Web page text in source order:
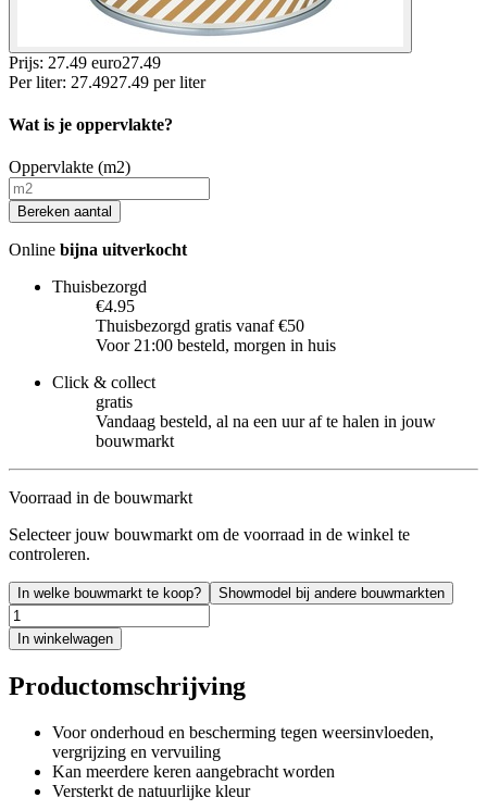
Prijs: 27.49 euro27.49
Per liter: 27.4927.49 per liter
Wat is je oppervlakte?
Oppervlakte (m2)
Bereken aantal
Online bijna uitverkocht
Thuisbezorgd
€4.95
Thuisbezorgd gratis vanaf €50
Voor 21:00 besteld, morgen in huis
Click & collect
gratis
Vandaag besteld, al na een uur af te halen in jouw
bouwmarkt
Voorraad in de bouwmarkt
Selecteer jouw bouwmarkt om de voorraad in de winkel te
controleren.
In welke bouwmarkt te koop? Showmodel bij andere bouwmarkten
In winkelwagen
Productomschrijving
Voor onderhoud en bescherming tegen weersinvloeden,
vergrijzing en vervuiling
Kan meerdere keren aangebracht worden
Versterkt de natuurlijke kleur